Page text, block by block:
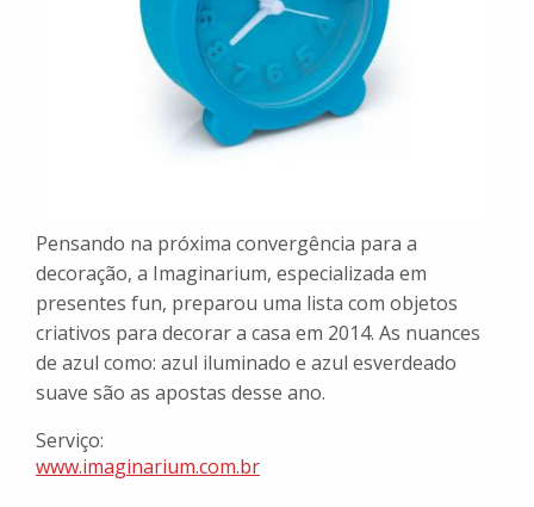
Pensando na próxima convergência para a
decoração, a Imaginarium, especializada em
presentes fun, preparou uma lista com objetos
criativos para decorar a casa em 2014. As nuances
de azul como: azul iluminado e azul esverdeado
suave são as apostas desse ano.
Serviço:
www.imaginarium.com.br